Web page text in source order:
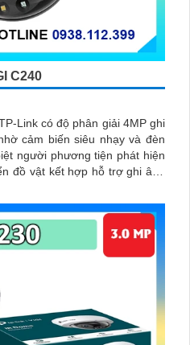
C240
Link có độ phân giải 4MP ghi
cảm biến siêu nhạy và đèn
đồ vật kết hợp hỗ trợ ghi âm,